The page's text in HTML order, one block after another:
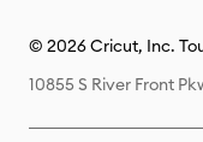
© 2026 Cricut, Inc.
10855 S River Front